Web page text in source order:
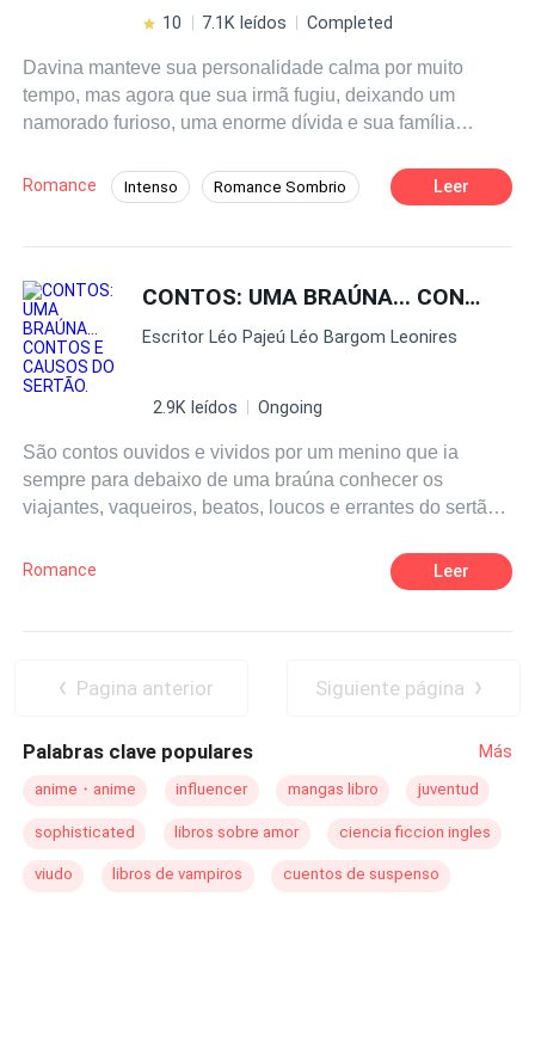
na capa do livro..
10 7.1K leídos Completed
Davina manteve sua personalidade calma por muito
tempo, mas agora que sua irmã fugiu, deixando um
namorado furioso, uma enorme dívida e sua família
Gutemberg Ramsey quer vingança. Timmy diz que está
apaixonado. Aaron é um perseguidor possessivo. E
sentimentos. Todos eles querem a mesma garota, embora
os motivos sejam diferentes. Um quer vingança. O
segundo quer uma chance. O terceiro precisa dela. O
último quer usá-la. Ela acha que os garotos vão quebrá-
la, principalmente Gutemberg, mas talvez eles a salvem.
Romance Intenso Romance Sombrio Leer
CONTOS: UMA BRAÚNA... CONTOS E CAUSOS DO SERTÃO.
Escritor Léo Pajeú Léo Bargom Leonires
2.9K leídos Ongoing
São contos ouvidos e vividos por um menino que ia
sempre para debaixo de uma braúna conhecer os
viajantes, vaqueiros, beatos, loucos e errantes do sertão
ao suspense, ao surreal à imaginação.
Romance Leer
Pagina anterior Siguiente página
Palabras clave populares Más
anime・anime influencer mangas libro juventud
sophisticated libros sobre amor ciencia ficcion ingles
viudo libros de vampiros cuentos de suspenso